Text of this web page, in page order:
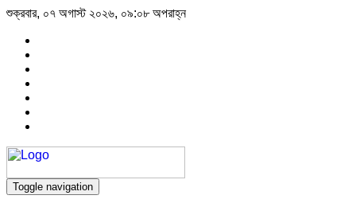
শুক্রবার, ০৭ অগাস্ট ২০২৬, ০৯:০৮ অপরাহ্ন
Toggle navigation